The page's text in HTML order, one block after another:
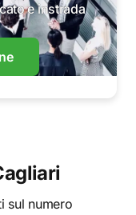
e instrada
sul numero